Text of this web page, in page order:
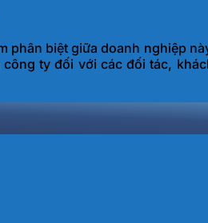
phân biệt giữa doanh nghiệp
ty đối với các đối tác,